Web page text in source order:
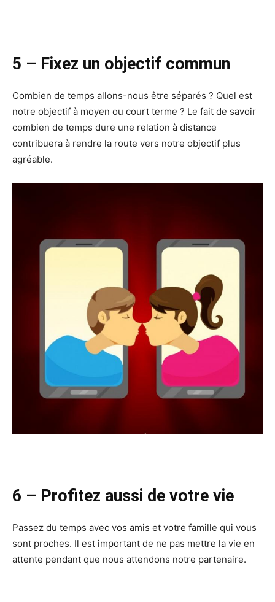
5 – Fixez un objectif commun
Combien de temps allons-nous être séparés ? Quel est
notre objectif à moyen ou court terme ? Le fait de savoir
combien de temps dure une relation à distance
contribuera à rendre la route vers notre objectif plus
agréable.
6 – Profitez aussi de votre vie
Passez du temps avec vos amis et votre famille qui vous
sont proches. Il est important de ne pas mettre la vie en
attente pendant que nous attendons notre partenaire.